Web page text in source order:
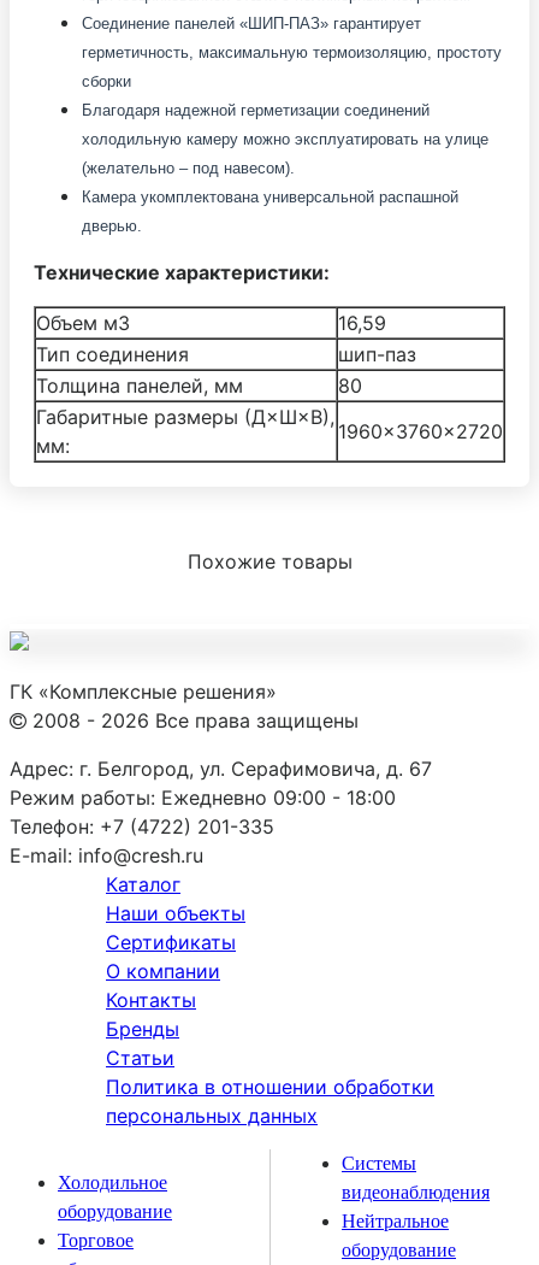
Соединение панелей «ШИП-ПАЗ» гарантирует
герметичность, максимальную термоизоляцию, простоту
сборки
Благодаря надежной герметизации соединений
холодильную камеру можно эксплуатировать на улице
(желательно – под навесом).
Камера укомплектована универсальной распашной
дверью.
Технические характеристики:
Объем м3
16,59
Тип соединения
шип-паз
Толщина панелей, мм
80
Габаритные размеры (Д×Ш×В),
мм:
1960×3760×2720
Похожие товары
ГК «Комплексные решения»
2008 - 2026 Все права защищены
Адрес: г. Белгород, ул. Серафимовича, д. 67
Режим работы: Ежедневно 09:00 - 18:00
Телефон: +7 (4722) 201-335
E-mail: info@cresh.ru
Каталог
Наши объекты
Сертификаты
О компании
Контакты
Бренды
Статьи
Политика в отношении обработки
персональных данных
Холодильное
оборудование
Торговое
Системы
видеонаблюдения
Нейтральное
оборудование